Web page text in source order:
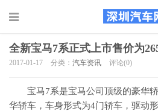
全新宝马7系正式上市售价为
2017-01-17 分类： 汽车资讯 评论(0)
宝马7系是宝马公司顶级的豪华
华轿车，车身形式为4门轿车，驱动